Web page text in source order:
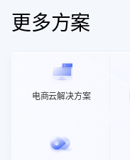
更多方案
电商云解决方案